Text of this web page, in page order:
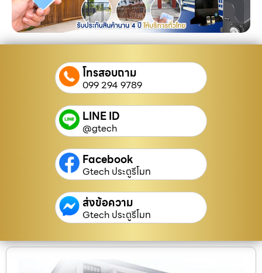
โทรสอบถาม
099 294 9789
LINE ID
@gtech
Facebook
Gtech ประตูรีโมท
ส่งข้อความ
Gtech ประตูรีโมท